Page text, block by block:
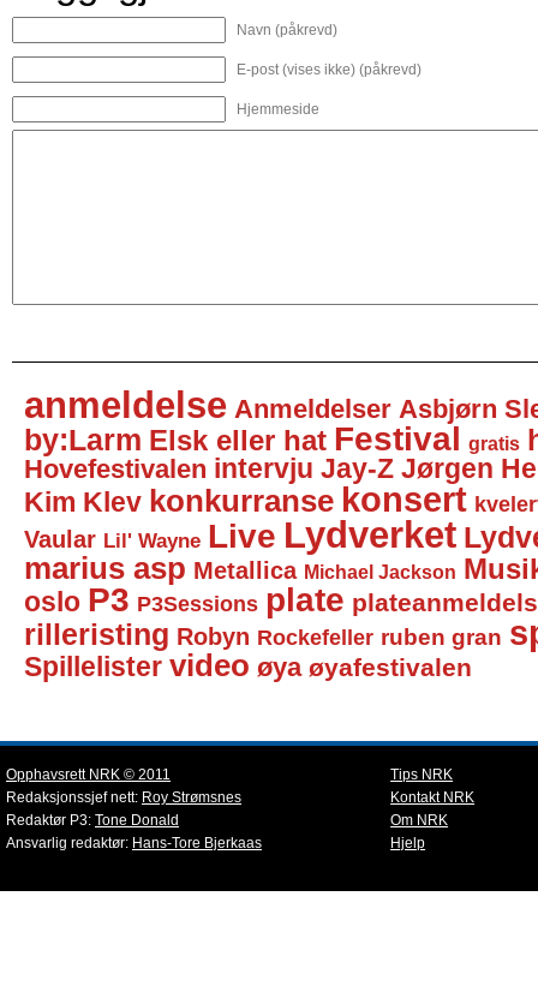
Navn (påkrevd)
E-post (vises ikke) (påkrevd)
Hjemmeside
anmeldelse Anmeldelser Asbjørn
by:Larm Elsk eller hat Festival gratis
Hovefestivalen intervju Jay-Z Jørgen
Kim Klev konkurranse konsert
Vaular Lil' Wayne Live Lydverket
marius asp Metallica Michael Jackson
oslo P3 P3Sessions plate
rilleristing Robyn Rockefeller ruben gran
Spillelister video øya øyafestivalen
Opphavsrett NRK © 2011
Redaksjonssjef nett: Roy Strømsnes
Redaktør P3: Tone Donald
Ansvarlig redaktør: Hans-Tore Bjerkaas
Tips NRK
Kontakt NRK
Om NRK
Hjelp